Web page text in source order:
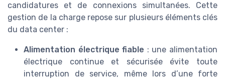
candidatures et de connexions simultanées. Cette
gestion de la charge repose sur plusieurs éléments clés
du data center :
Alimentation électrique fiable : une alimentation
électrique continue et sécurisée évite toute
interruption de service, même lors d’une forte